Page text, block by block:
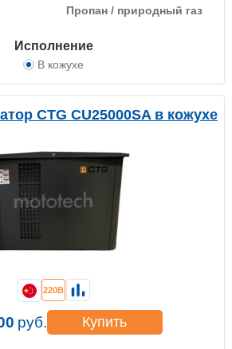
Пропан / природный газ
Исполнение
В кожухе
CTG CU25000SA в кожухе
220В
руб. Купить